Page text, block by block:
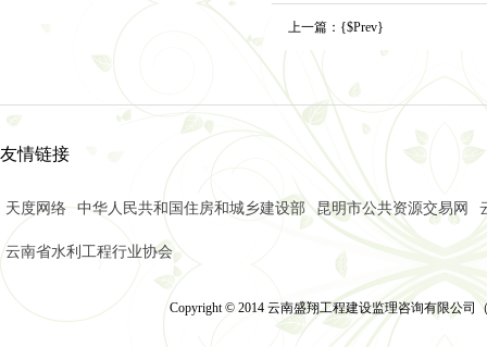
上一篇： {$Prev}
友情链接
天度网络 中华人民共和国住房和城乡建设部 昆明市公共资源交易网
云南省水利工程行业协会
Copyright © 2014 云南盛翔工程建设监理咨询有限公司